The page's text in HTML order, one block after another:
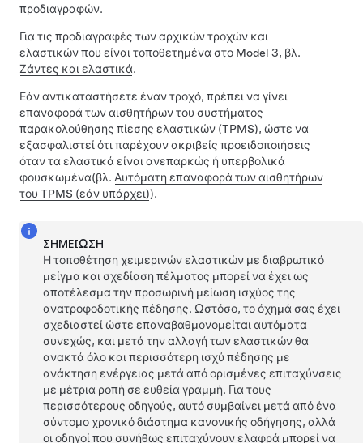
προδιαγραφών.
Για τις προδιαγραφές των αρχικών τροχών και
ελαστικών που είναι τοποθετημένα στο Model 3, βλ.
Ζάντες και ελαστικά.
Εάν αντικαταστήσετε έναν τροχό, πρέπει να γίνει
επαναφορά των αισθητήρων του συστήματος
παρακολούθησης πίεσης ελαστικών (TPMS), ώστε να
εξασφαλιστεί ότι παρέχουν ακριβείς προειδοποιήσεις
όταν τα ελαστικά είναι ανεπαρκώς ή υπερβολικά
φουσκωμένα(βλ. Αυτόματη επαναφορά των αισθητήρων
του TPMS (εάν υπάρχει)).
ΣΗΜΕΊΩΣΗ
Η τοποθέτηση χειμερινών ελαστικών με διαβρωτικό
μείγμα και σχεδίαση πέλματος μπορεί να έχει ως
αποτέλεσμα την προσωρινή μείωση ισχύος της
ανατροφοδοτικής πέδησης. Ωστόσο, το όχημά σας έχει
σχεδιαστεί ώστε επαναβαθμονομείται αυτόματα
συνεχώς, και μετά την αλλαγή των ελαστικών θα
ανακτά όλο και περισσότερη ισχύ πέδησης με
ανάκτηση ενέργειας μετά από ορισμένες επιταχύνσεις
με μέτρια ροπή σε ευθεία γραμμή. Για τους
περισσότερους οδηγούς, αυτό συμβαίνει μετά από ένα
σύντομο χρονικό διάστημα κανονικής οδήγησης, αλλά
οι οδηγοί που συνήθως επιταχύνουν ελαφρά μπορεί να